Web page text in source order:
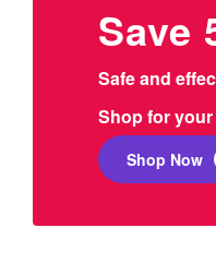
Save
Safe and
Shop for your
Shop Now